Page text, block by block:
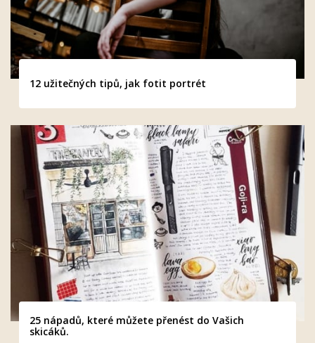
12 užitečných tipů, jak fotit portrét
25 nápadů, které můžete přenést do Vašich
skicáků.